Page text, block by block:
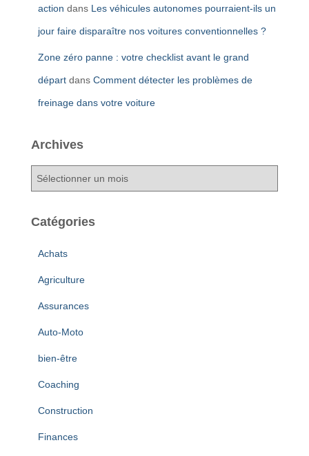
action dans Les véhicules autonomes pourraient-ils un
jour faire disparaître nos voitures conventionnelles ?
Zone zéro panne : votre checklist avant le grand
départ dans Comment détecter les problèmes de
freinage dans votre voiture
Archives
h
Catégories
Achats
Agriculture
Assurances
Auto-Moto
bien-être
Coaching
Construction
Finances